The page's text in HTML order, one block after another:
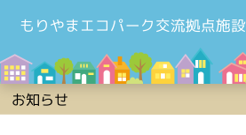
もりやまエコパーク交流拠点施設
お知らせ